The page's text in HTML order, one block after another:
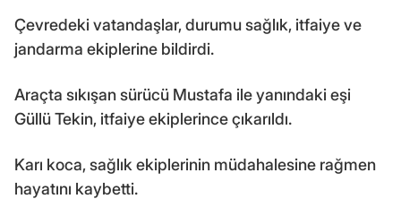
Çevredeki vatandaşlar, durumu sağlık, itfaiye ve
jandarma ekiplerine bildirdi.
Araçta sıkışan sürücü Mustafa ile yanındaki eşi
Güllü Tekin, itfaiye ekiplerince çıkarıldı.
Karı koca, sağlık ekiplerinin müdahalesine rağmen
hayatını kaybetti.